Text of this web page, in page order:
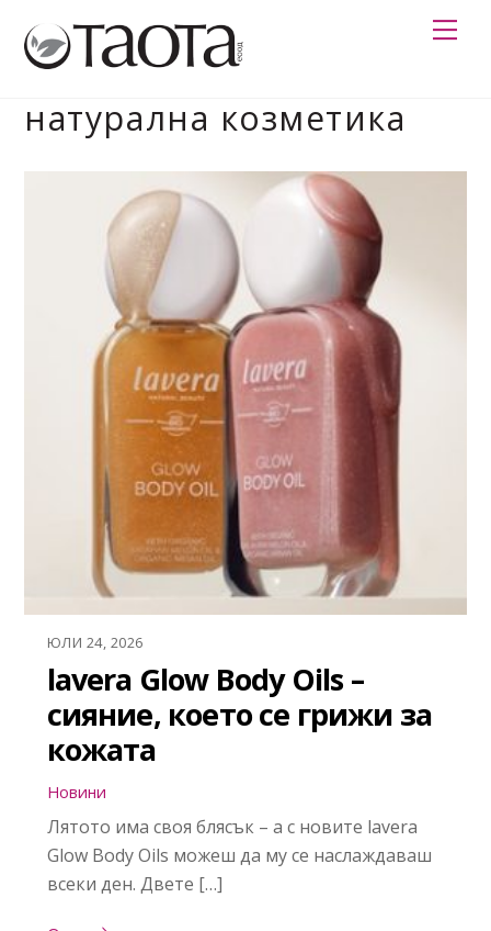
content
натурална козметика
ЮЛИ 24, 2026
lavera Glow Body Oils –
сияние, което се грижи за
кожата
Новини
Лятото има своя блясък – а с новите lavera
Glow Body Oils можеш да му се наслаждаваш
всеки ден. Двете […]